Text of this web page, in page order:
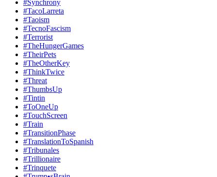
#Synchrony
#TacoLarreta
#Taoism
#TecnoFascism
#Terrorist
#TheHungerGames
#TheirPets
#TheOtherKey
#ThinkTwice
#Threat
#ThumbsUp
#Tintin
#ToOneUp
#TouchScreen
#Train
#TransitionPhase
#TranslationToSpanish
#Tribunales
#Trillionaire
#Trinquete